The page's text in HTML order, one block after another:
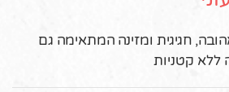
חגיגית ומזינה המתאימה גם
ללא קטניות